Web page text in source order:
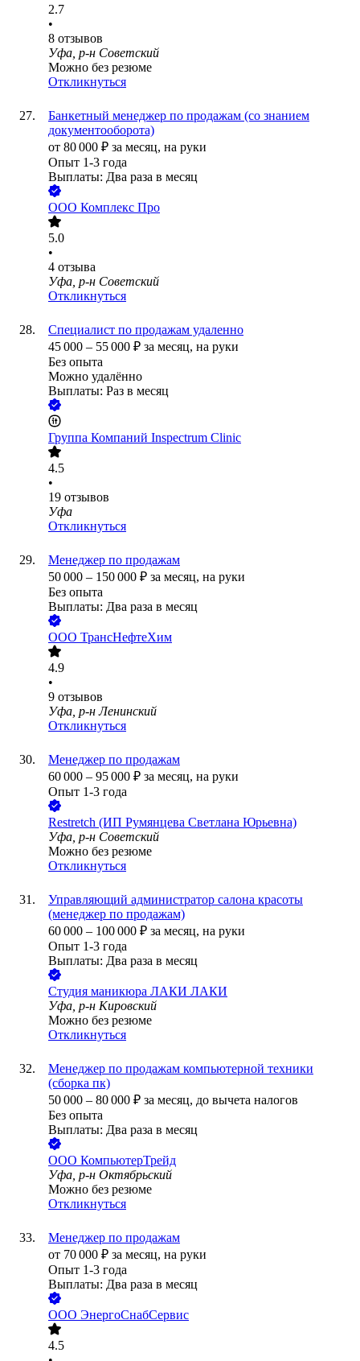
2.7
•
8 отзывов
Уфа, р-н Советский
Можно без резюме
Откликнуться
Банкетный менеджер по продажам (со знанием
документооборота)
от 80 000 ₽ за месяц, на руки
Опыт 1-3 года
Выплаты: Два раза в месяц
ООО Комплекс Про
5.0
•
4 отзыва
Уфа, р-н Советский
Откликнуться
Специалист по продажам удаленно
45 000 – 55 000 ₽ за месяц, на руки
Без опыта
Можно удалённо
Выплаты: Раз в месяц
Группа Компаний Inspectrum Clinic
4.5
•
19 отзывов
Уфа
Откликнуться
Менеджер по продажам
50 000 – 150 000 ₽ за месяц, на руки
Без опыта
Выплаты: Два раза в месяц
ООО ТрансНефтеХим
4.9
•
9 отзывов
Уфа, р-н Ленинский
Откликнуться
Менеджер по продажам
60 000 – 95 000 ₽ за месяц, на руки
Опыт 1-3 года
Restretch (ИП Румянцева Светлана Юрьевна)
Уфа, р-н Советский
Можно без резюме
Откликнуться
Управляющий администратор салона красоты
(менеджер по продажам)
60 000 – 100 000 ₽ за месяц, на руки
Опыт 1-3 года
Выплаты: Два раза в месяц
Студия маникюра ЛАКИ ЛАКИ
Уфа, р-н Кировский
Можно без резюме
Откликнуться
Менеджер по продажам компьютерной техники
(сборка пк)
50 000 – 80 000 ₽ за месяц, до вычета налогов
Без опыта
Выплаты: Два раза в месяц
ООО КомпьютерТрейд
Уфа, р-н Октябрьский
Можно без резюме
Откликнуться
Менеджер по продажам
от 70 000 ₽ за месяц, на руки
Опыт 1-3 года
Выплаты: Два раза в месяц
ООО ЭнергоСнабСервис
4.5